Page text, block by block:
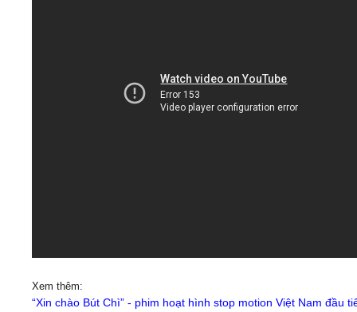
Xem thêm:
“Xin chào Bút Chì” - phim hoạt hình stop motion Việt Nam đầu